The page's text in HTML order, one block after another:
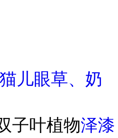
儿眼草、奶
子叶植物泽漆